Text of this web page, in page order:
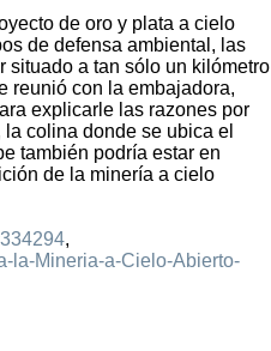
de oro y plata a cielo
de defensa ambiental, las
situado a tan sólo un kilómetro
reunió con la embajadora,
explicarle las razones por
colina donde se ubica el
también podría estar en
de la minería a cielo
,
la-Mineria-a-Cielo-Abierto-